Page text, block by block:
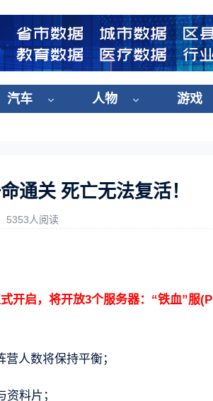
汽车 人物 游戏
通关 死亡无法复活！
5353人阅读
开启，将开放3个服务器：“铁血”服(P
人数将保持平衡；
料片；